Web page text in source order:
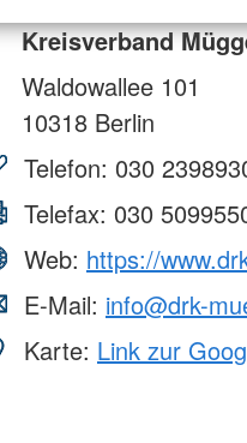
Kreisverband
Waldowallee 101
10318 Berlin
Telefon: 030
Telefax: 030
Web: https://
E-Mail: info@drk-
Karte: Link zur